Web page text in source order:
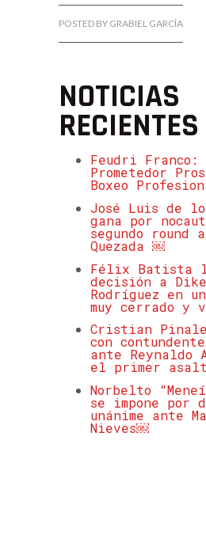
POSTED BY GRABIEL GARCÍA
NOTICIAS
RECIENTES
Feudri Franco:
Prometedor
Boxeo
José Luis de
gana por
segundo round
Quezada ￼
Félix Batista
decisión a
Rodríguez en
muy cerrado y
Cristian
con
ante Reynaldo
el primer
Norbelto
se impone por
unánime ante
Nieves￼